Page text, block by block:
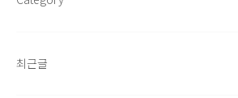
최근글